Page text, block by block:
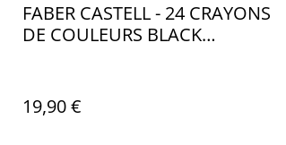
FABER CASTELL - 24 CRAYONS
DE COULEURS BLACK
19,90 €